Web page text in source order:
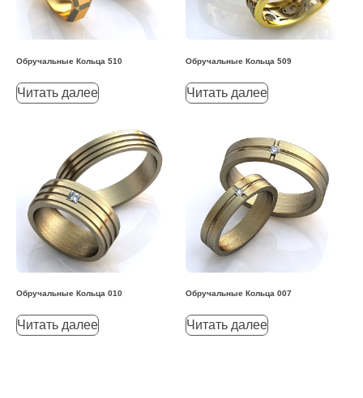
Обручальные Кольца 510
Читать далее
Обручальные Кольца 509
Читать далее
Обручальные Кольца 010
Читать далее
Обручальные Кольца 007
Читать далее